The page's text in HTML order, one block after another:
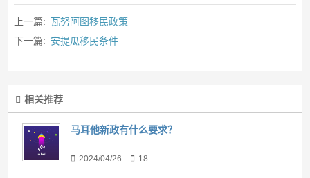
上一篇: 瓦努阿图移民政策
下一篇: 安提瓜移民条件
相关推荐
马耳他新政有什么要求？
2024/04/26 18